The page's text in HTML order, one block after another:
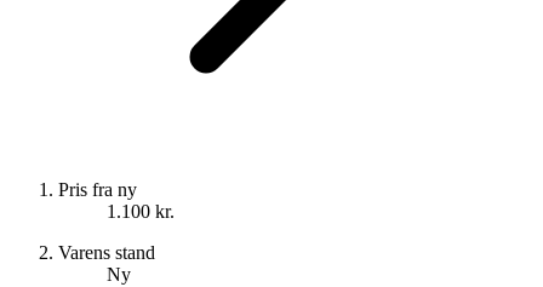
Pris fra ny
1.100 kr.
Varens stand
Ny